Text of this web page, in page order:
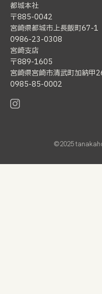
都城本社
〒885-0042
宮崎県都城市上長飯町67-1
0986-23-0308
宮崎支店
〒889-1605
宮崎県宮崎市清武町加納甲
0985-85-0002
©2025